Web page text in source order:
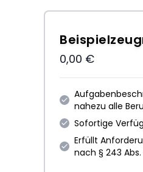
0,00 €
nahezu alle
Sofortige
Erfüllt
nach § 243 Abs.